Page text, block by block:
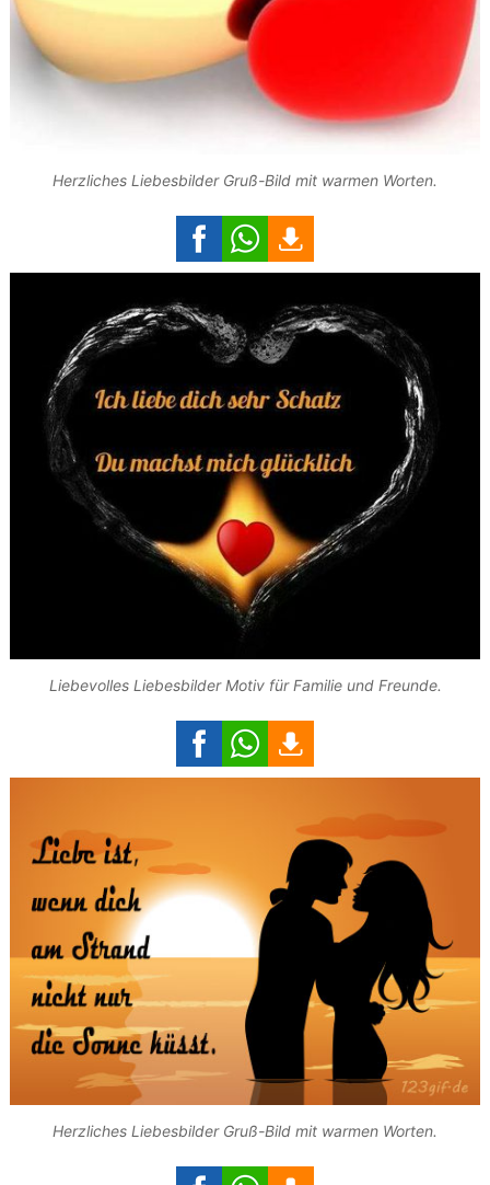
Herzliches Liebesbilder Gruß-Bild mit warmen Worten.
Liebevolles Liebesbilder Motiv für Familie und Freunde.
Herzliches Liebesbilder Gruß-Bild mit warmen Worten.